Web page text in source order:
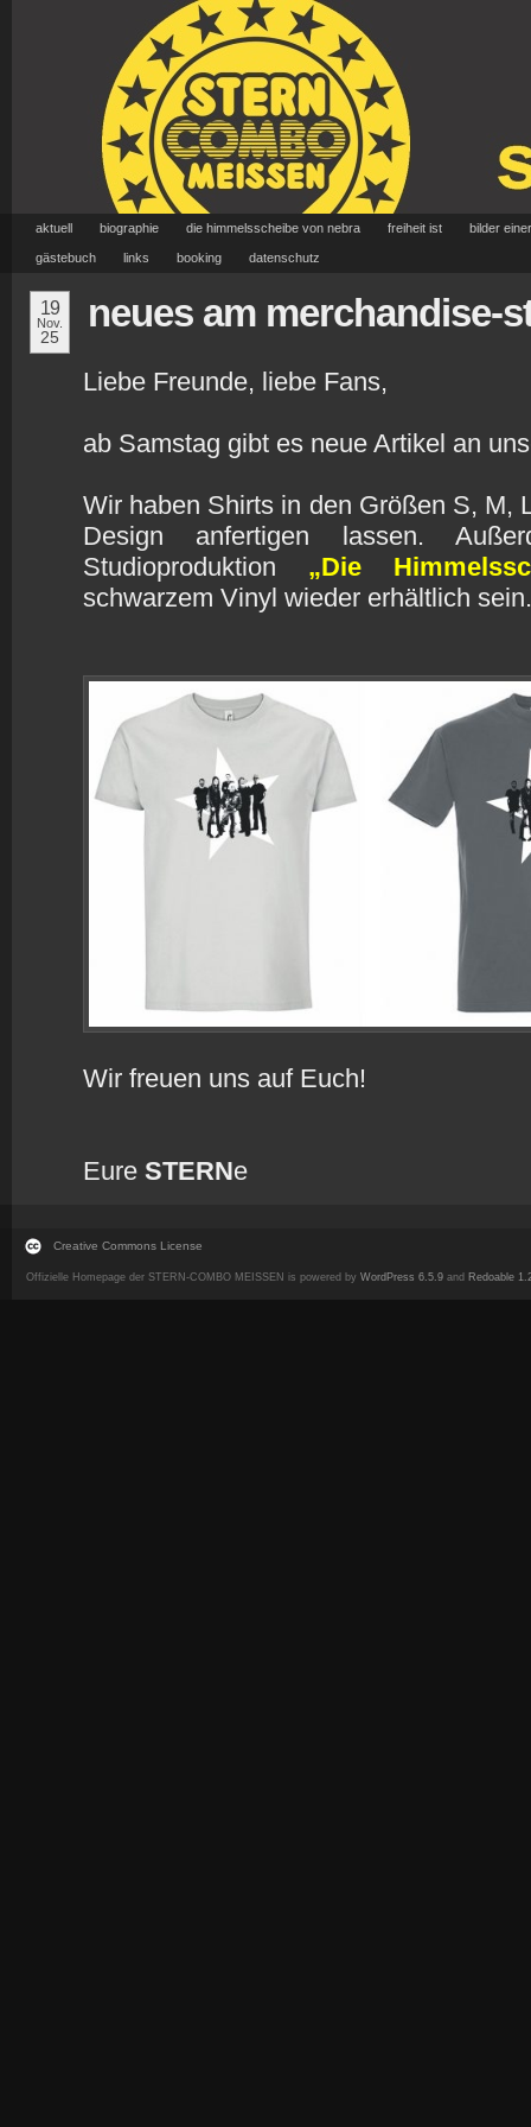
aktuell biographie die himmelsscheibe von nebra freiheit ist bilder
gästebuch links booking datenschutz
19
Nov.
25
neues am merchandise-
Liebe Freunde, liebe Fans,
ab Samstag gibt es neue Artikel an
Wir haben Shirts in den Größen S, M,
Design anfertigen lassen.
Studioproduktion „Die
schwarzem Vinyl wieder erhältlich sein.
Wir freuen uns auf Euch!
Eure STERNe
Creative Commons License
Offizielle Homepage der STERN-COMBO MEISSEN is powered by WordPress 6.5.9 and Redoable